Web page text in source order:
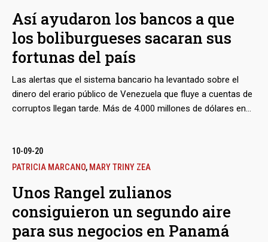
Así ayudaron los bancos a que
los boliburgueses sacaran sus
fortunas del país
Las alertas que el sistema bancario ha levantado sobre el
dinero del erario público de Venezuela que fluye a cuentas de
corruptos llegan tarde. Más de 4.000 millones de dólares en
vinculada a entes del Estado. El proyecto internacional de
periodismo de investigación, del que Armando.info es parte,
instituciones en paraísos offshore y de las grandes firmas
globales, ha permitido el saqueo de la que fue la nación más
rica de América Latina.
10-09-20
PATRICIA MARCANO, MARY TRINY ZEA
Unos Rangel zulianos
consiguieron un segundo aire
para sus negocios en Panamá